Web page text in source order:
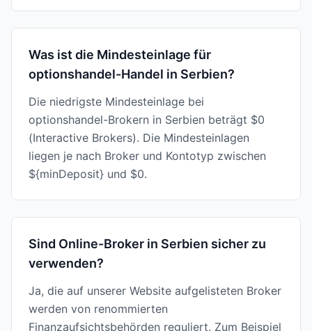
Was ist die Mindesteinlage für
optionshandel-Handel in Serbien?
Die niedrigste Mindesteinlage bei
optionshandel-Brokern in Serbien beträgt $0
(Interactive Brokers). Die Mindesteinlagen
liegen je nach Broker und Kontotyp zwischen
${minDeposit} und $0.
Sind Online-Broker in Serbien sicher zu
verwenden?
Ja, die auf unserer Website aufgelisteten Broker
werden von renommierten
Finanzaufsichtsbehörden reguliert. Zum Beispiel